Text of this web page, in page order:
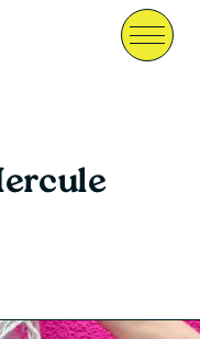
Menu